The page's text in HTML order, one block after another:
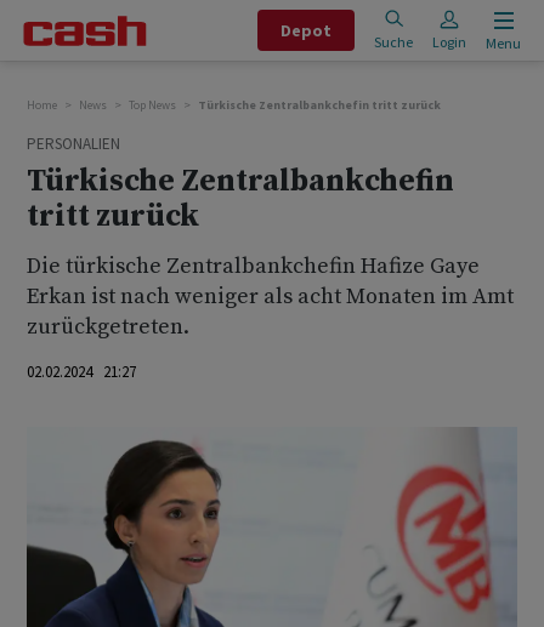
Depot
Suche Login Menu
Home News Top News Türkische Zentralbankchefin tritt zurück
PERSONALIEN
Türkische Zentralbankchefin
tritt zurück
Die türkische Zentralbankchefin Hafize Gaye
Erkan ist nach weniger als acht Monaten im Amt
zurückgetreten.
02.02.2024 21:27